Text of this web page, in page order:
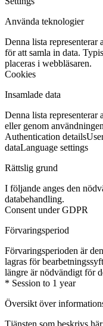
Använda teknologier
Denna lista representerar
för att samla in data.
placeras i webbläsaren.
Cookies
Insamlade data
Denna lista representerar
eller genom
Authentication details
dataLanguage settings
Rättslig grund
I följande anges den
databehandling.
Consent under GDPR
Förvaringsperiod
Förvaringsperioden är
lagras för
längre är nödvändigt för
* Session to 1 year
Översikt över